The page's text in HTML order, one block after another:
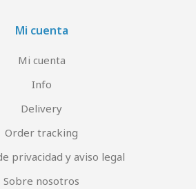
Mi cuenta
Mi cuenta
Info
Delivery
Order tracking
privacidad y aviso legal
Sobre nosotros